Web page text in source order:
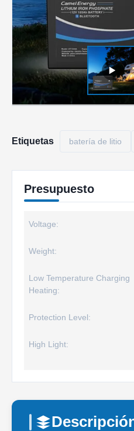
Etiquetas batería de litio
Presupuesto
Voltage:
Weight:
Low Temperature Charging
Heating:
Protection Level:
High Light: